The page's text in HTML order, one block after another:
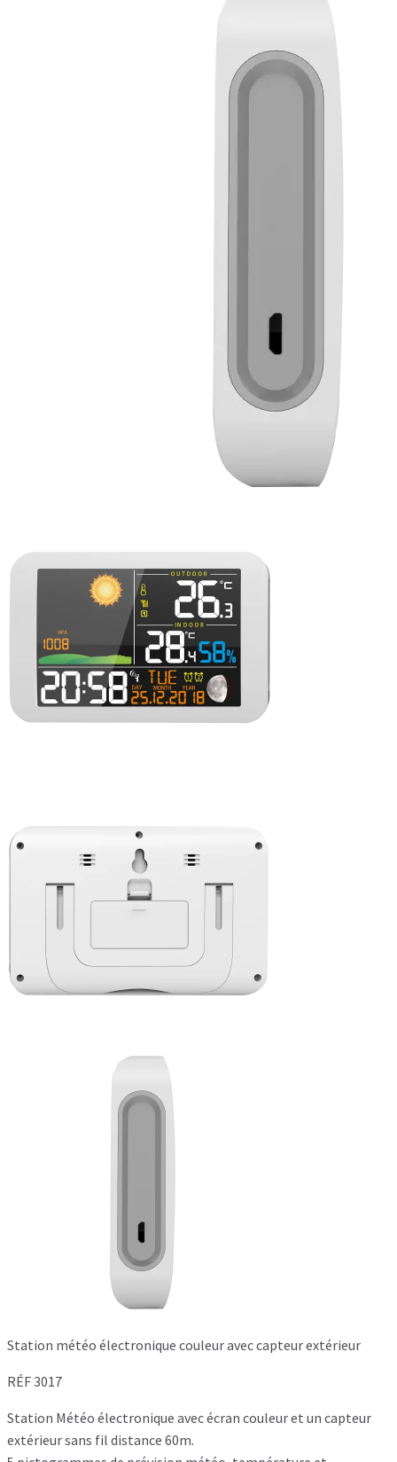
Station météo électronique couleur avec capteur extérieur
RÉF 3017
Station Météo électronique avec écran couleur et un capteur
extérieur sans fil distance 60m.